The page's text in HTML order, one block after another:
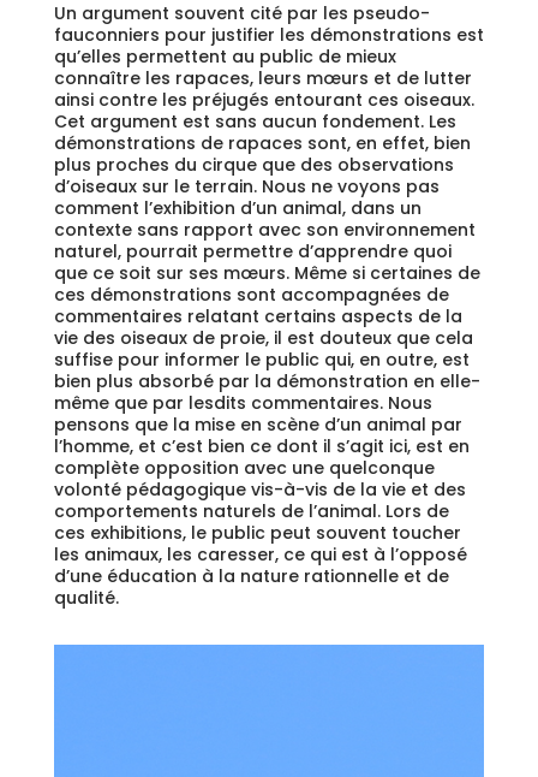
Un argument souvent cité par les pseudo-
fauconniers pour justifier les démonstrations est
qu’elles permettent au public de mieux
connaître les rapaces, leurs mœurs et de lutter
ainsi contre les préjugés entourant ces oiseaux.
Cet argument est sans aucun fondement. Les
démonstrations de rapaces sont, en effet, bien
plus proches du cirque que des observations
d’oiseaux sur le terrain. Nous ne voyons pas
comment l’exhibition d’un animal, dans un
contexte sans rapport avec son environnement
naturel, pourrait permettre d’apprendre quoi
que ce soit sur ses mœurs. Même si certaines de
ces démonstrations sont accompagnées de
commentaires relatant certains aspects de la
vie des oiseaux de proie, il est douteux que cela
suffise pour informer le public qui, en outre, est
bien plus absorbé par la démonstration en elle-
même que par lesdits commentaires. Nous
pensons que la mise en scène d’un animal par
l’homme, et c’est bien ce dont il s’agit ici, est en
complète opposition avec une quelconque
volonté pédagogique vis-à-vis de la vie et des
comportements naturels de l’animal. Lors de
ces exhibitions, le public peut souvent toucher
les animaux, les caresser, ce qui est à l’opposé
d’une éducation à la nature rationnelle et de
qualité.